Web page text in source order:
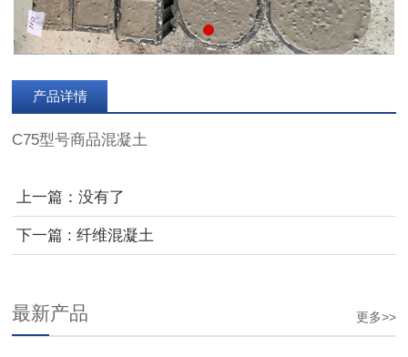
产品详情
C75型号商品混凝土
上一篇：没有了
下一篇 : 纤维混凝土
更多>>
最新产品